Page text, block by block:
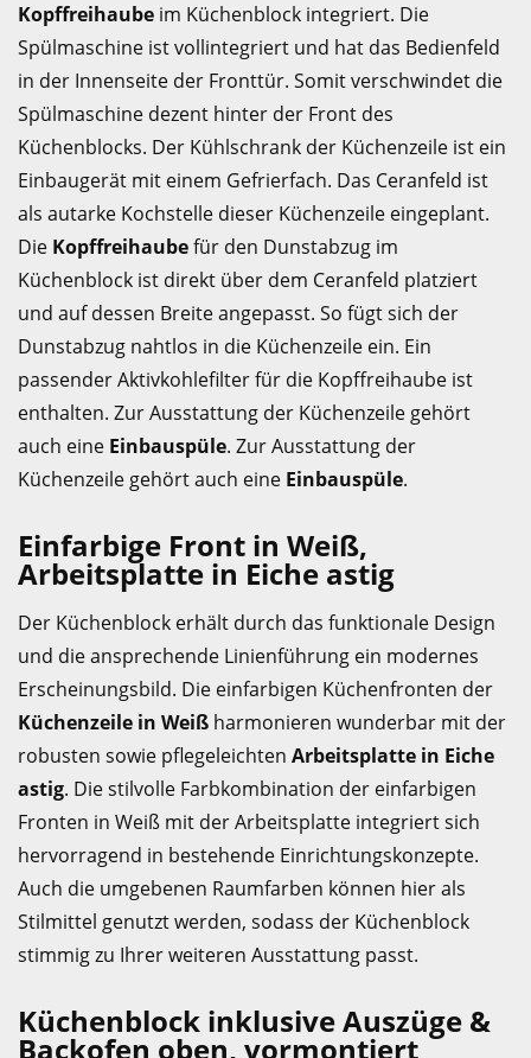
Kopffreihaube im Küchenblock integriert. Die
Spülmaschine ist vollintegriert und hat das Bedienfeld
in der Innenseite der Fronttür. Somit verschwindet die
Spülmaschine dezent hinter der Front des
Küchenblocks. Der Kühlschrank der Küchenzeile ist ein
Einbaugerät mit einem Gefrierfach. Das Ceranfeld ist
als autarke Kochstelle dieser Küchenzeile eingeplant.
Die Kopffreihaubefür den Dunstabzug im
Küchenblock ist direkt über dem Ceranfeld platziert
und auf dessen Breite angepasst. So fügt sich der
Dunstabzug nahtlos in die Küchenzeile ein. Ein
passender Aktivkohlefilter für die Kopffreihaube ist
enthalten. Zur Ausstattung der Küchenzeile gehört
auch eine Einbauspüle. Zur Ausstattung der
Küchenzeile gehört auch eine Einbauspüle.
Einfarbige Front in Weiß,
Arbeitsplatte in Eiche astig
Der Küchenblock erhält durch das funktionale Design
und die ansprechende Linienführung ein modernes
Erscheinungsbild. Die einfarbigen Küchenfronten der
Küchenzeile in Weiß harmonieren wunderbar mit der
robusten sowie pflegeleichten Arbeitsplatte in Eiche
astig. Die stilvolle Farbkombination der einfarbigen
Fronten in Weiß mit der Arbeitsplatte integriert sich
hervorragend in bestehende Einrichtungskonzepte.
Auch die umgebenen Raumfarben können hier als
Stilmittel genutzt werden, sodass der Küchenblock
stimmig zu Ihrer weiteren Ausstattung passt.
Küchenblock inklusive Auszüge &
Backofen oben, vormontiert